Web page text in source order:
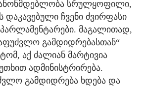
სრულყოფილი,
დაკავებული ჩვენი ძვირფასი
მაგალითად,
გამდიდრებასთან“
აქ ძალიან მარტივია
ადმინისტრირება.
გამდიდრება ხდება და